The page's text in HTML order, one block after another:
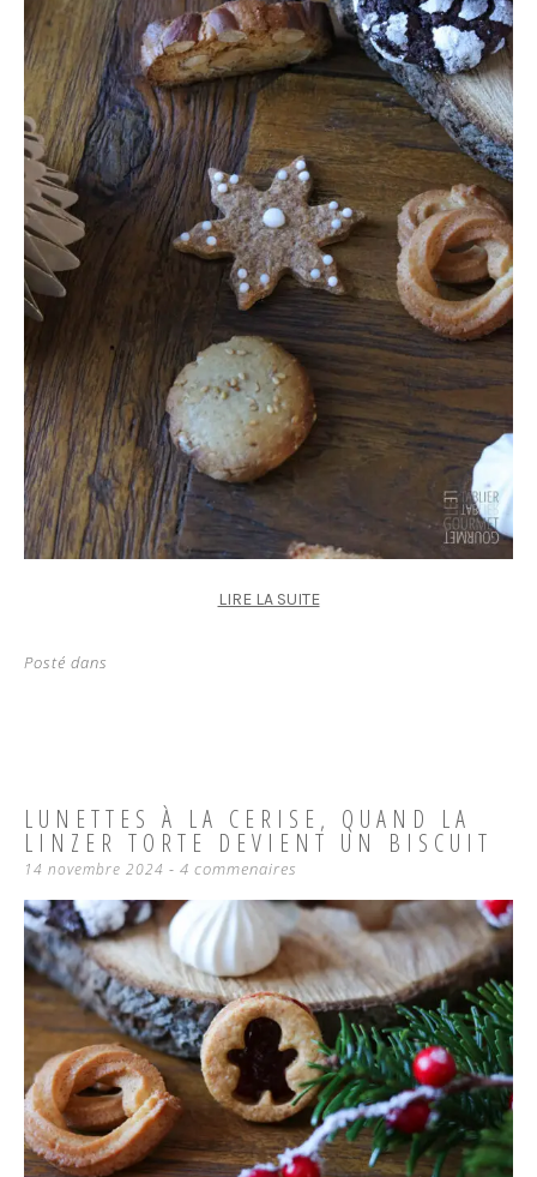
LIRE LA SUITE
Posté dans
LUNETTES À LA CERISE, QUAND LA
LINZER TORTE DEVIENT UN BISCUIT
14 novembre 2024 4 commenaires